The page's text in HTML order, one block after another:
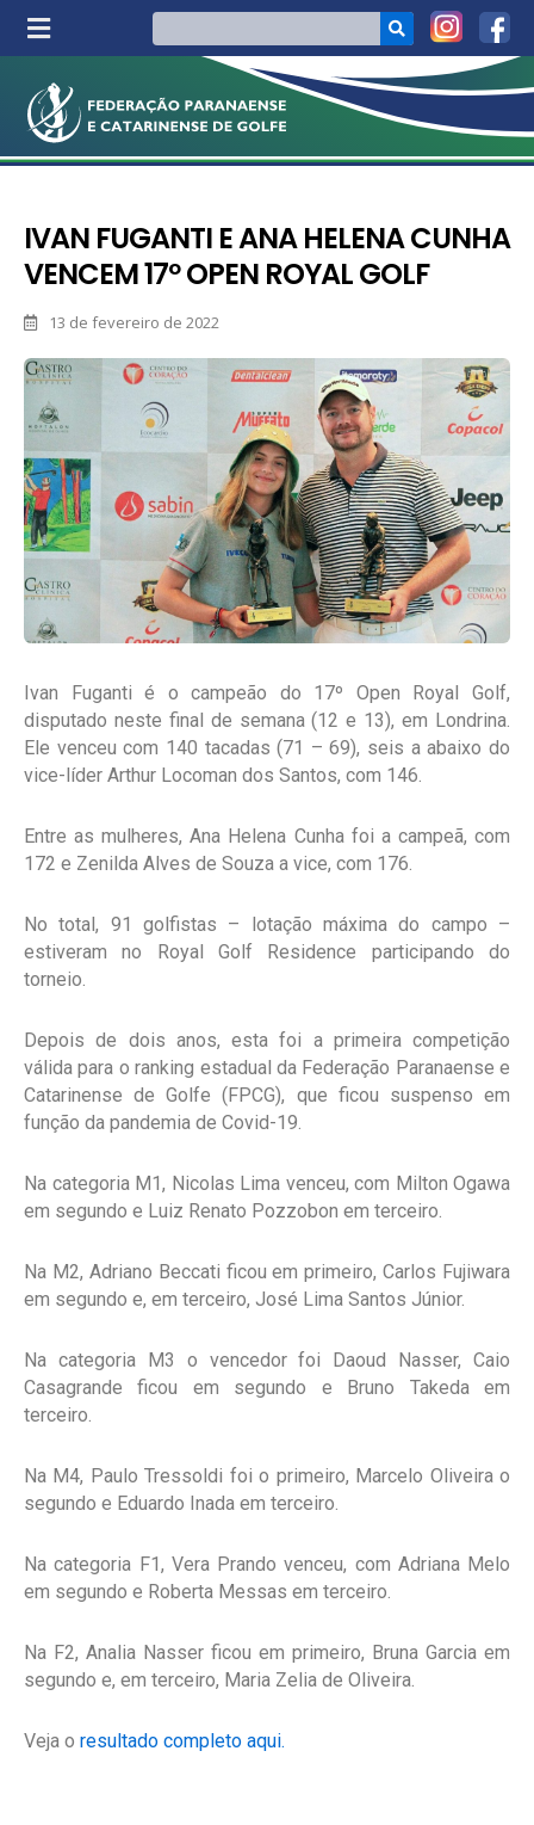
IVAN FUGANTI E ANA HELENA CUNHA
VENCEM 17º OPEN ROYAL GOLF
13 de fevereiro de 2022
Ivan Fuganti é o campeão do 17º Open Royal Golf,
disputado neste final de semana (12 e 13), em Londrina.
Ele venceu com 140 tacadas (71 – 69), seis a abaixo do
vice-líder Arthur Locoman dos Santos, com 146.
Entre as mulheres, Ana Helena Cunha foi a campeã, com
172 e Zenilda Alves de Souza a vice, com 176.
No total, 91 golfistas – lotação máxima do campo –
estiveram no Royal Golf Residence participando do
torneio.
Depois de dois anos, esta foi a primeira competição
válida para o ranking estadual da Federação Paranaense e
Catarinense de Golfe (FPCG), que ficou suspenso em
função da pandemia de Covid-19.
Na categoria M1, Nicolas Lima venceu, com Milton Ogawa
em segundo e Luiz Renato Pozzobon em terceiro.
Na M2, Adriano Beccati ficou em primeiro, Carlos Fujiwara
em segundo e, em terceiro, José Lima Santos Júnior.
Na categoria M3 o vencedor foi Daoud Nasser, Caio
Casagrande ficou em segundo e Bruno Takeda em
terceiro.
Na M4, Paulo Tressoldi foi o primeiro, Marcelo Oliveira o
segundo e Eduardo Inada em terceiro.
Na categoria F1, Vera Prando venceu, com Adriana Melo
em segundo e Roberta Messas em terceiro.
Na F2, Analia Nasser ficou em primeiro, Bruna Garcia em
segundo e, em terceiro, Maria Zelia de Oliveira.
Veja o resultado completo aqui.